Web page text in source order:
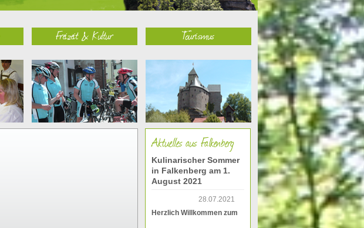
Freizeit & Kultur Tourismus
Aktuelles aus Falkenberg
Kulinarischer Sommer
in Falkenberg am 1.
August 2021
28.07.2021
Herzlich Willkommen zum